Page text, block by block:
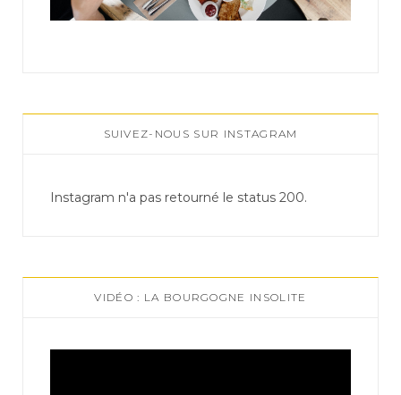
SUIVEZ-NOUS SUR INSTAGRAM
Instagram n'a pas retourné le status 200.
VIDÉO : LA BOURGOGNE INSOLITE